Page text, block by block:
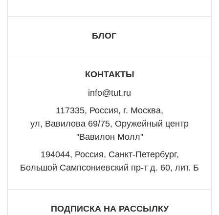
БЛОГ
КОНТАКТЫ
info@tut.ru
117335, Россия, г. Москва,
ул, Вавилова 69/75, Оружейный центр
"Вавилон Молл"
194044, Россия, Санкт-Петербург,
Большой Сампсониевский пр-т д. 60, лит. Б
ПОДПИСКА НА РАССЫЛКУ